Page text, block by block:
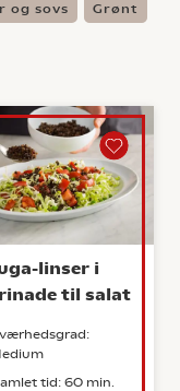
og sovs Grønt
linser i
til salat
tid: 60 min.